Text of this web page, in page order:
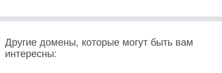
Другие домены, которые могут быть вам
интересны: